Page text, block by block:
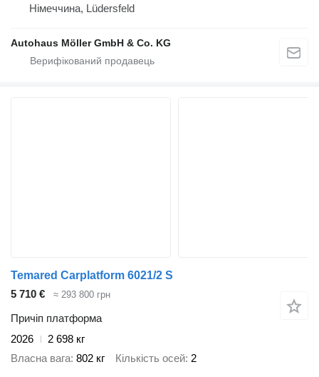
Німеччина, Lüdersfeld
Autohaus Möller GmbH & Co. KG
Temared Carplatform 6021/2 S
5 710 €
≈ 293 800 грн
Причіп платформа
2026
2 698 кг
Власна вага 802 кг Кількість осей 2